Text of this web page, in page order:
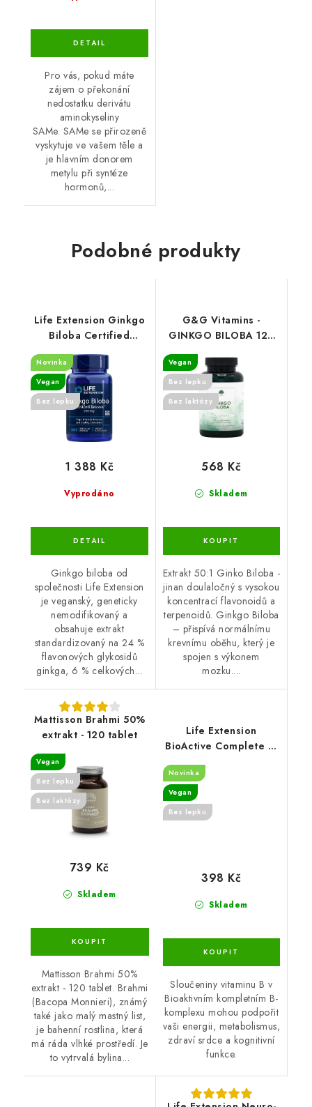
Pro vás, pokud máte
zájem o překonání
nedostatku derivátu
aminokyseliny
SAMe. SAMe se přirozeně
vyskytuje ve vašem těle a
je hlavním donorem
metylu při syntéze
hormonů,...
Podobné produkty
Life Extension Ginkgo
Biloba Certified
rostlinných kapslí
Novinka
Vegan
Bez lepku
Vyprodáno
1 388 Kč
Ginkgo biloba od
společnosti Life Extension
je veganský, geneticky
nemodifikovaný a
obsahuje extrakt
standardizovaný na 24 %
flavonových glykosidů
ginkga, 6 % celkových...
G&G Vitamins -
GINKGO BILOBA 120
Vegan
Bez lepku
Bez laktózy
Skladem
568 Kč
Extrakt 50:1 Ginko Biloba -
jinan doulaločný s vysokou
koncentrací flavonoidů a
terpenoidů. Ginkgo Biloba
– přispívá normálnímu
krevnímu oběhu, který je
spojen s výkonem
mozku....
Mattisson Brahmi 50%
extrakt - 120 tablet
Vegan
Bez lepku
Bez laktózy
Skladem
739 Kč
Mattisson Brahmi 50%
extrakt - 120 tablet. Brahmi
(Bacopa Monnieri), známý
také jako malý mastný list,
je bahenní rostlina, která
má ráda vlhké prostředí. Je
to vytrvalá bylina...
Life Extension
BioActive Complete B-
Complex, 60
rostlinných kapslí
Novinka
Vegan
Bez lepku
Skladem
398 Kč
Sloučeniny vitaminu B v
Bioaktivním kompletním B-
komplexu mohou podpořit
vaši energii, metabolismus,
zdraví srdce a kognitivní
funkce.